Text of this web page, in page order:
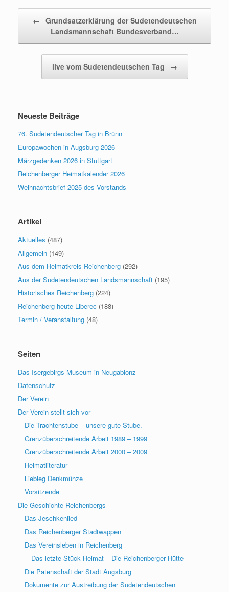
← Grundsatzerklärung der Sudetendeutschen
Landsmannschaft Bundesverband…
live vom Sudetendeutschen Tag →
Neueste Beiträge
76. Sudetendeutscher Tag in Brünn
Europawochen in Augsburg 2026
Märzgedenken 2026 in Stuttgart
Reichenberger Heimatkalender 2026
Weihnachtsbrief 2025 des Vorstands
Artikel
Aktuelles (487)
Allgemein (149)
Aus dem Heimatkreis Reichenberg (292)
Aus der Sudetendeutschen Landsmannschaft (195)
Historisches Reichenberg (224)
Reichenberg heute Liberec (188)
Termin / Veranstaltung (48)
Seiten
Das Isergebirgs-Museum in Neugablonz
Datenschutz
Der Verein
Der Verein stellt sich vor
Die Trachtenstube – unsere gute Stube.
Grenzüberschreitende Arbeit 1989 – 1999
Grenzüberschreitende Arbeit 2000 – 2009
Heimatliteratur
Liebieg Denkmünze
Vorsitzende
Die Geschichte Reichenbergs
Das Jeschkenlied
Das Reichenberger Stadtwappen
Das Vereinsleben in Reichenberg
Das letzte Stück Heimat – Die Reichenberger Hütte
Die Patenschaft der Stadt Augsburg
Dokumente zur Austreibung der Sudetendeutschen